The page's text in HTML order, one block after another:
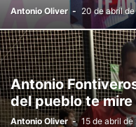
Antonio Oliver - 20 de abril
Antonio
del pueblo te
Antonio Oliver - 15 de abril de